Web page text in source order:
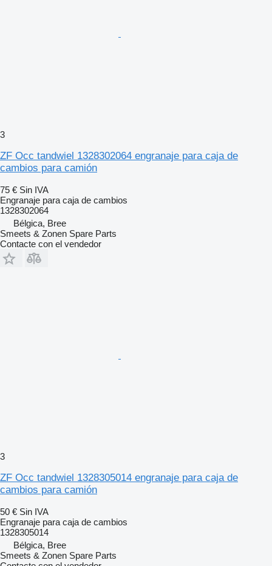
3
ZF Occ tandwiel 1328302064 engranaje para caja de
cambios para camión
75 € Sin IVA
Engranaje para caja de cambios
1328302064
Bélgica, Bree
Smeets & Zonen Spare Parts
Contacte con el vendedor
3
ZF Occ tandwiel 1328305014 engranaje para caja de
cambios para camión
50 € Sin IVA
Engranaje para caja de cambios
1328305014
Bélgica, Bree
Smeets & Zonen Spare Parts